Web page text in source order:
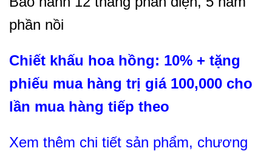
phần nồi
Chiết khấu hoa hồng: 10% + tặng
phiếu mua hàng trị giá 100,000 cho
lần mua hàng tiếp theo
Xem thêm chi tiết sản phẩm, chương